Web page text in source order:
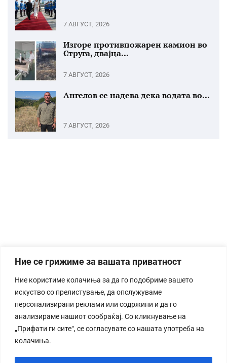
Ние се грижиме за вашата приватност
Ние користиме колачиња за да го подобриме вашето
искуство со прелистување, да опслужуваме
персонализирани реклами или содржини и да го
анализираме нашиот сообраќај. Со кликнување на
„Прифати ги сите“, се согласувате со нашата употреба на
колачиња.
7 АВГУСТ, 2026
Изгоре противпожарен камион во
Струга, двајца...
7 АВГУСТ, 2026
Ангелов се надева дека водата во...
7 АВГУСТ, 2026